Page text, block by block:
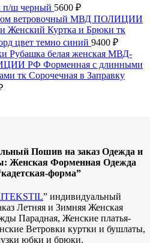
п/ш черный 5600 ₽
ветровочный МВД ПОЛИЦИИ
Женский Куртка и Брюки тк
цвет темно синий 9400 ₽
Рубашка белая женская МВД-
РФ Форменная с длинными
тк Сорочечная в Заправку
Пошив на заказ Одежда и
Женская Форменная Одежда
форма”
” индивидуальный
Летняя и Зимняя Женская
Парадная, Женские платья-
Ветровки куртки и бушлаты,
юбки и брюки.